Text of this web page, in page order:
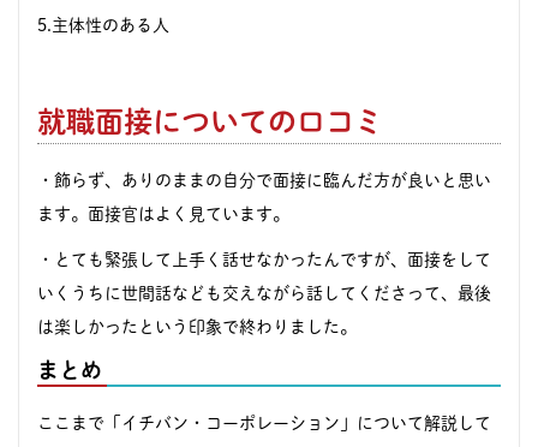
5.主体性のある人
就職面接についての口コミ
・飾らず、ありのままの自分で面接に臨んだ方が良いと思い
ます。面接官はよく見ています。
・とても緊張して上手く話せなかったんですが、面接をして
いくうちに世間話なども交えながら話してくださって、最後
は楽しかったという印象で終わりました。
まとめ
ここまで「イチバン・コーポレーション」について解説して